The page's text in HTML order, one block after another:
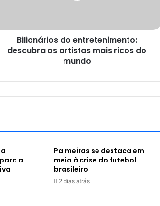
Bilionários do entretenimento:
descubra os artistas mais ricos do
mundo
a
Palmeiras se destaca em
meio à crise do futebol
brasileiro
2 dias atrás